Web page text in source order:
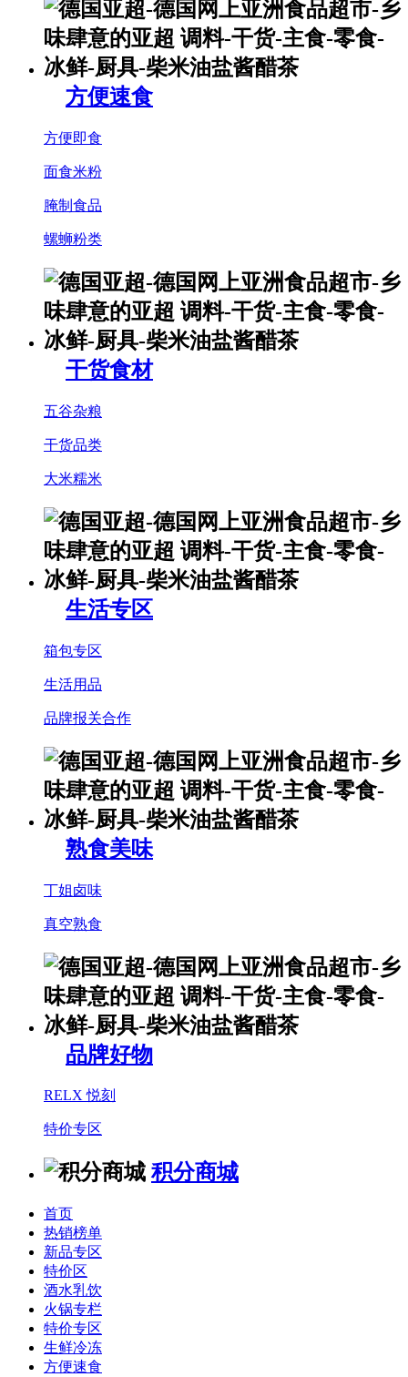
方便速食
方便即食
面食米粉
腌制食品
螺蛳粉类
干货食材
五谷杂粮
干货品类
大米糯米
生活专区
箱包专区
生活用品
品牌报关合作
熟食美味
丁姐卤味
真空熟食
品牌好物
RELX 悦刻
特价专区
积分商城
首页
热销榜单
新品专区
特价区
酒水乳饮
火锅专栏
特价专区
生鲜冷冻
方便速食